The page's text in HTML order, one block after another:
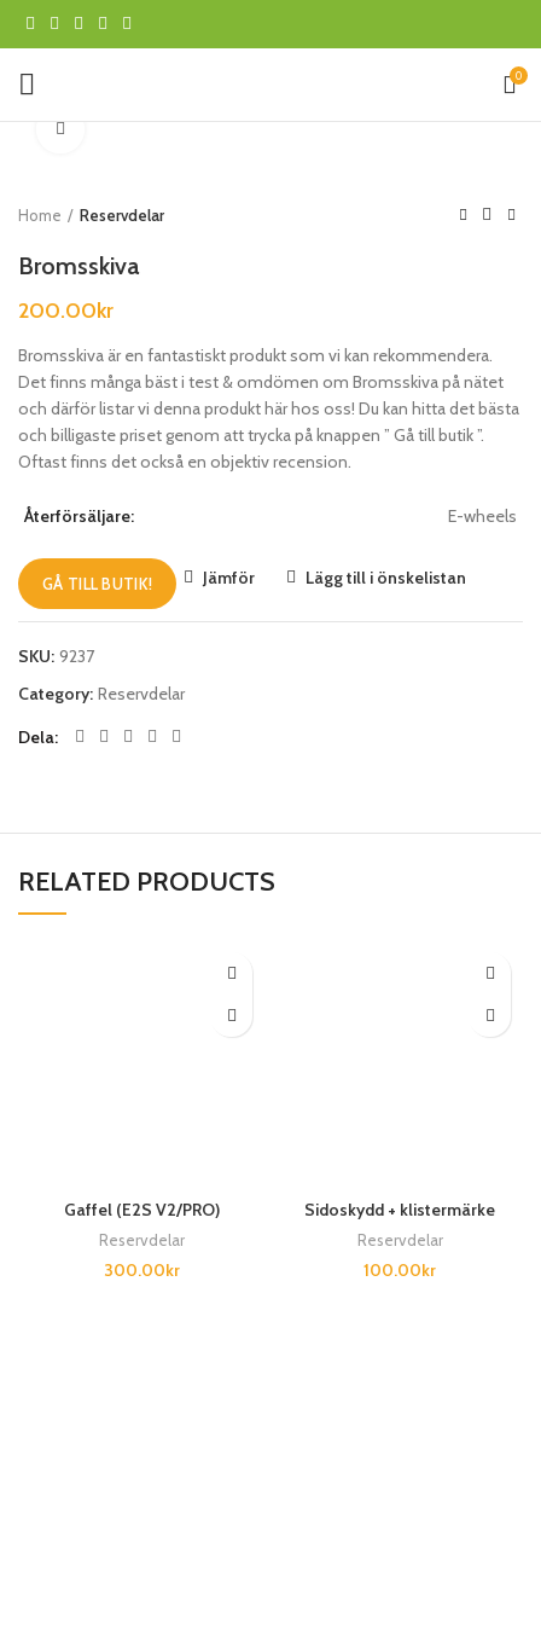
0
Home Reservdelar
Bromsskiva
200.00kr
Bromsskiva är en fantastiskt produkt som vi kan rekommendera.
Det finns många bäst i test & omdömen om Bromsskiva på nätet
och därför listar vi denna produkt här hos oss! Du kan hitta det bästa
och billigaste priset genom att trycka på knappen ” Gå till butik ”.
Oftast finns det också en objektiv recension.
Återförsäljare: E-wheels
GÅ TILL BUTIK! Jämför Lägg till i önskelistan
SKU: 9237
Category: Reservdelar
Dela
RELATED PRODUCTS
Gaffel (E2S V2/PRO)
Reservdelar
300.00kr
Sidoskydd + klistermärke
Reservdelar
100.00kr